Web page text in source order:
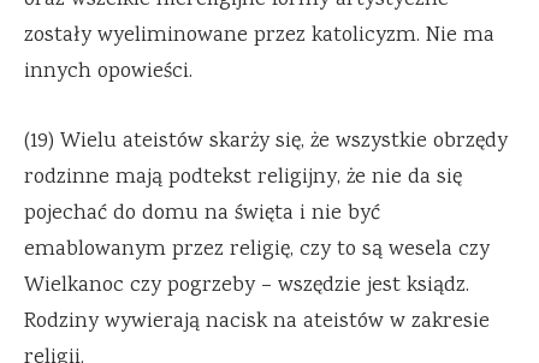
zostały wyeliminowane przez katolicyzm. Nie ma
innych opowieści.
(19) Wielu ateistów skarży się, że wszystkie obrzędy
rodzinne mają podtekst religijny, że nie da się
pojechać do domu na święta i nie być
emablowanym przez religię, czy to są wesela czy
Wielkanoc czy pogrzeby – wszędzie jest ksiądz.
Rodziny wywierają nacisk na ateistów w zakresie